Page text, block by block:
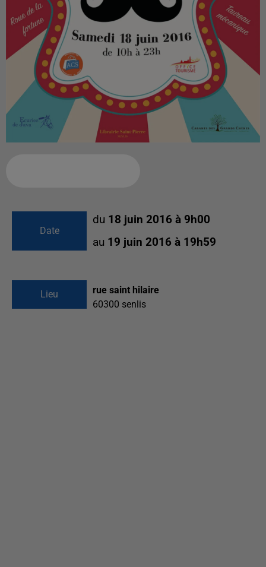
Date
du 18 juin 2016 à 9h00
au 19 juin 2016 à 19h59
Lieu
rue saint hilaire
60300 senlis